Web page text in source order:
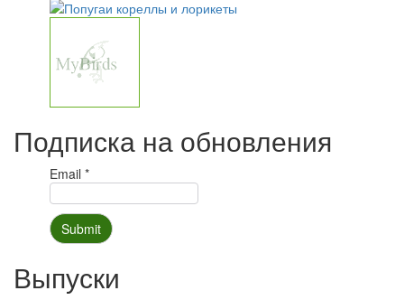
Подписка на обновления
Email *
Выпуски